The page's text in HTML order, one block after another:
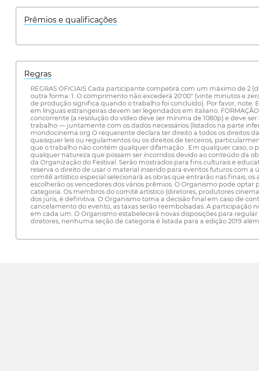
Prêmios e qualificações
Regras
REGRAS OFICIAIS Cada participante competirá com um máximo de 2
outra forma: 1. O comprimento não excederá 20'00" (vinte minutos e
de produção significa quando o trabalho foi concluído). Por favor, note:
em línguas estrangeiras devem ser legendados em italiano.
concorrente (a resolução do vídeo deve ser mínima de 1080p) e deve
trabalho — juntamente com os dados necessários (listados na parte
mondocinema.org O requerente declara ter direito a todos os direitos
quaisquer leis ou regulamentos ou os direitos de terceiros,
que o trabalho não contém qualquer difamação . Em qualquer caso, o
qualquer natureza que possam ser incorridos devido ao conteúdo da
da Organização do Festival. Serão mostrados para fins culturais e
reserva o direito de usar o material inserido para eventos futuros com
comitê artístico especial selecionará as obras que entrarão nas finais;
escolherão os vencedores dos vários prêmios. O Organismo pode
categoria. Os membros do comitê artístico (diretores, produtores
dos júris, é definitiva. O Organismo toma a decisão final em caso de
cancelamento do evento, as taxas serão reembolsadas. A participação
em cada um. O Organismo estabelecerá novas disposições para
diretores, nenhuma seção de categoria é listada para a edição 2019